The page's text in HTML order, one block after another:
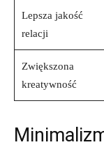
Lepsza‍ jakość
relacji
Zwiększona
kreatywność